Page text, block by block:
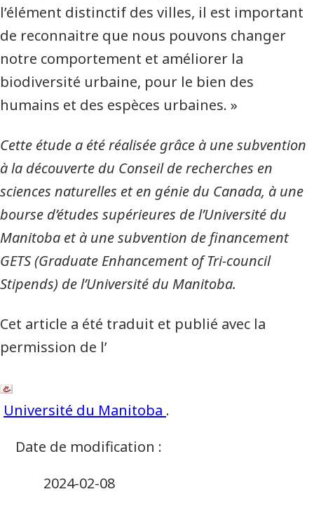
l’élément distinctif des villes, il est important
de reconnaitre que nous pouvons changer
notre comportement et améliorer la
biodiversité urbaine, pour le bien des
humains et des espèces urbaines. »
Cette étude a été réalisée grâce à une subvention
à la découverte du Conseil de recherches en
sciences naturelles et en génie du Canada, à une
bourse d’études supérieures de l’Université du
Manitoba et à une subvention de financement
GETS (Graduate Enhancement of Tri-council
Stipends) de l’Université du Manitoba.
Cet article a été traduit et publié avec la
permission de l’
Université du Manitoba .
2024-02-08